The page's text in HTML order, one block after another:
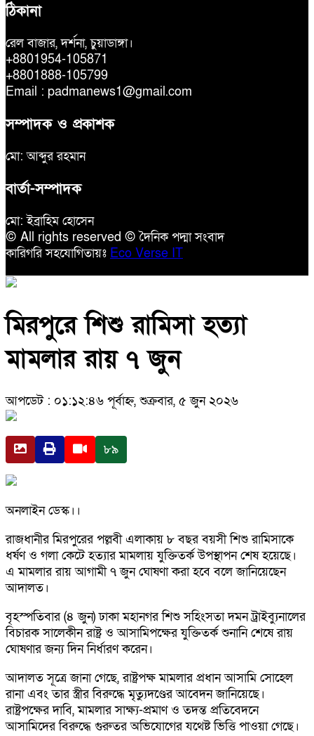
ঠিকানা
রেল বাজার, দর্শনা, চুয়াডাঙ্গা।
+8801954-105871
+8801888-105799
Email : padmanews1@gmail.com
সম্পাদক ও প্রকাশক
মো: আব্দুর রহমান
বার্তা-সম্পাদক
মো: ইব্রাহিম হোসেন
© All rights reserved © দৈনিক পদ্মা সংবাদ
কারিগরি সহযোগিতায়ঃ Eco Verse IT
মিরপুরে শিশু রামিসা হত্যা
মামলার রায় ৭ জুন
আপডেট : ০১:১২:৪৬ পূর্বাহ্ন, শুক্রবার, ৫ জুন ২০২৬
৮৯
অনলাইন ডেস্ক।।
রাজধানীর মিরপুরের পল্লবী এলাকায় ৮ বছর বয়সী শিশু রামিসাকে
ধর্ষণ ও গলা কেটে হত্যার মামলায় যুক্তিতর্ক উপস্থাপন শেষ হয়েছে।
এ মামলার রায় আগামী ৭ জুন ঘোষণা করা হবে বলে জানিয়েছেন
আদালত।
বৃহস্পতিবার (৪ জুন) ঢাকা মহানগর শিশু সহিংসতা দমন ট্রাইব্যুনালের
বিচারক সালেকীন রাষ্ট্র ও আসামিপক্ষের যুক্তিতর্ক শুনানি শেষে রায়
ঘোষণার জন্য দিন নির্ধারণ করেন।
আদালত সূত্রে জানা গেছে, রাষ্ট্রপক্ষ মামলার প্রধান আসামি সোহেল
রানা এবং তার স্ত্রীর বিরুদ্ধে মৃত্যুদণ্ডের আবেদন জানিয়েছে।
রাষ্ট্রপক্ষের দাবি, মামলার সাক্ষ্য-প্রমাণ ও তদন্ত প্রতিবেদনে
আসামিদের বিরুদ্ধে গুরুতর অভিযোগের যথেষ্ট ভিত্তি পাওয়া গেছে।